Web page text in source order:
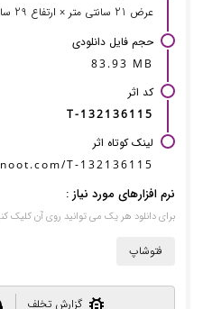
عرض 21 سانتی متر × ارتفاع 29 سانتی متر و رزولوشن 300dpi
حجم فایل دانلودی
83.93 MB
کد اثر
T-132136115
لینک کوتاه اثر
T-132136115
نرم افزارهای مورد نیاز :
برای دانلود هر یک می توانید روی آن کلیک
فتوشاپ
گزارش تخلف